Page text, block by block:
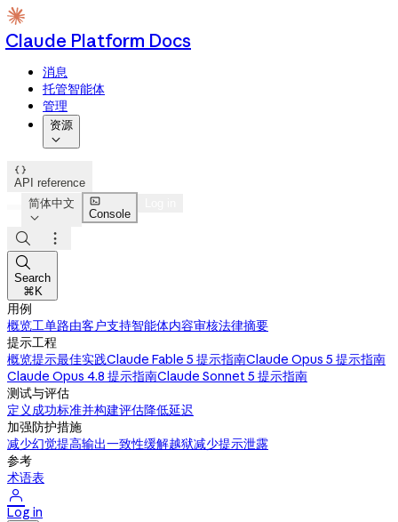
Claude Platform Docs
消息
托管智能体
管理
资源


API reference
简体中文


Console



Search
⌘K
用例
概览工单路由客户支持智能体内容审核法律摘要
提示工程
概览提示最佳实践Claude Fable 5 提示指南Claude Opus 5 提示指南
Claude Opus 4.8 提示指南Claude Sonnet 5 提示指南
测试与评估
定义成功标准并构建评估降低延迟
加强防护措施
减少幻觉提高输出一致性缓解越狱减少提示泄露
参考
术语表

Log in